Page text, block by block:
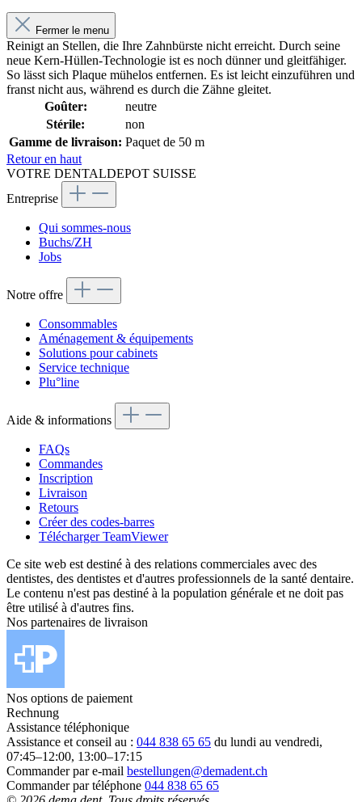
Fermer le menu
Reinigt an Stellen, die Ihre Zahnbürste nicht erreicht. Durch seine
neue Kern-Hüllen-Technologie ist es noch dünner und gleitfähiger.
So lässt sich Plaque mühelos entfernen. Es ist leicht einzuführen und
franst nicht aus, während es durch die Zähne gleitet.
Goûter:
neutre
Stérile:
non
Gamme de livraison: Paquet de 50 m
Retour en haut
VOTRE DENTALDEPOT SUISSE
Entreprise
Qui sommes-nous
Buchs/ZH
Jobs
Notre offre
Consommables
Aménagement & équipements
Solutions pour cabinets
Service technique
Plu°line
Aide & informations
FAQs
Commandes
Inscription
Livraison
Retours
Créer des codes-barres
Télécharger TeamViewer
Ce site web est destiné à des relations commerciales avec des
dentistes, des dentistes et d'autres professionnels de la santé dentaire.
Le contenu n'est pas destiné à la population générale et ne doit pas
être utilisé à d'autres fins.
Nos partenaires de livraison
Nos options de paiement
Rechnung
Assistance téléphonique
Assistance et conseil au : 044 838 65 65 du lundi au vendredi,
07:45–12:00, 13:00–17:15
Commander par e-mail bestellungen@demadent.ch
Commander par téléphone 044 838 65 65